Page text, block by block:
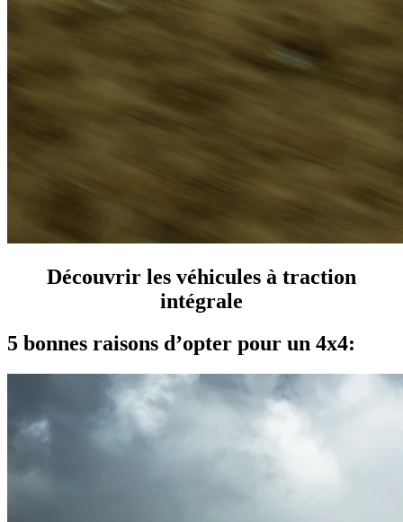
Découvrir les véhicules à traction
intégrale
5 bonnes raisons d’opter pour un 4x4: